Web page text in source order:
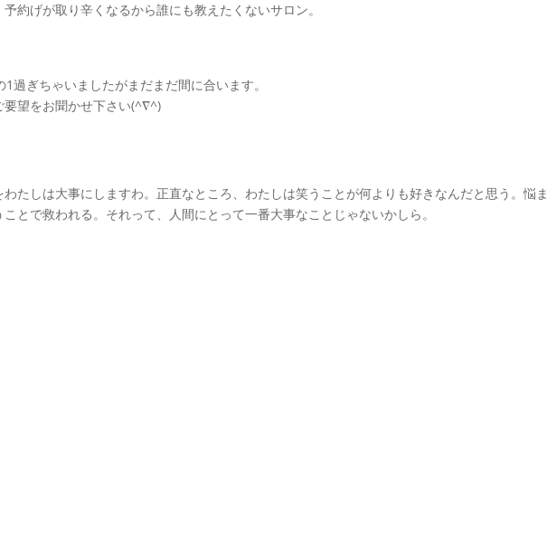
約げが取り辛くなるから誰にも教えたくないサロン。
過ぎちゃいましたがまだまだ間に合います。
望をお聞かせ下さい(^∇^)
たしは大事にしますわ。正直なところ、わたしは笑うことが何よりも好きなんだと思う。悩ま
とで救われる。それって、人間にとって一番大事なことじゃないかしら。